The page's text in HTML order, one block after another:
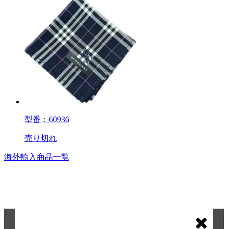
型番：60936
売り切れ
海外輸入商品一覧